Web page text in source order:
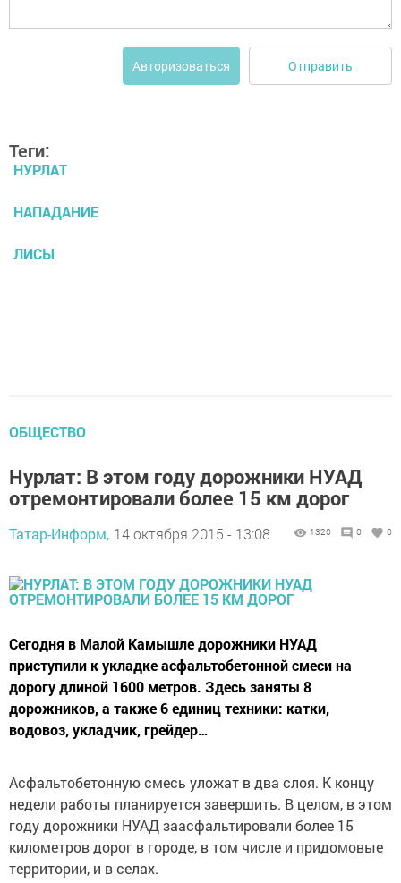
Авторизоваться Отправить
Теги:
НУРЛАТ
НАПАДАНИЕ
ЛИСЫ
ОБЩЕСТВО
Нурлат: В этом году дорожники НУАД
отремонтировали более 15 км дорог
Татар-Информ, 14 октября 2015 - 13:08 1320 0 0
Сегодня в Малой Камышле дорожники НУАД
приступили к укладке асфальтобетонной смеси на
дорогу длиной 1600 метров. Здесь заняты 8
дорожников, а также 6 единиц техники: катки,
водовоз, укладчик, грейдер…
Асфальтобетонную смесь уложат в два слоя. К концу
недели работы планируется завершить. В целом, в этом
году дорожники НУАД заасфальтировали более 15
километров дорог в городе, в том числе и придомовые
территории, и в селах.